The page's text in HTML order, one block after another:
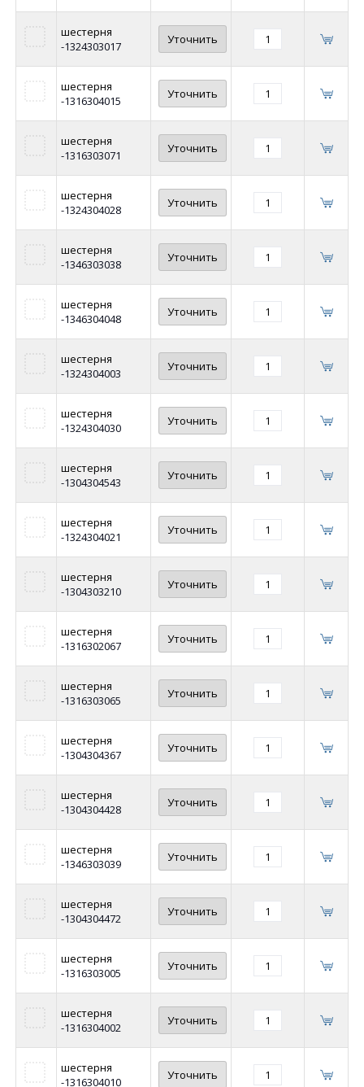
шестерня
-1324303017
Уточнить
шестерня
-1316304015
Уточнить
шестерня
-1316303071
Уточнить
шестерня
-1324304028
Уточнить
шестерня
-1346303038
Уточнить
шестерня
-1346304048
Уточнить
шестерня
-1324304003
Уточнить
шестерня
-1324304030
Уточнить
шестерня
-1304304543
Уточнить
шестерня
-1324304021
Уточнить
шестерня
-1304303210
Уточнить
шестерня
-1316302067
Уточнить
шестерня
-1316303065
Уточнить
шестерня
-1304304367
Уточнить
шестерня
-1304304428
Уточнить
шестерня
-1346303039
Уточнить
шестерня
-1304304472
Уточнить
шестерня
-1316303005
Уточнить
шестерня
-1316304002
Уточнить
шестерня
-1316304010
Уточнить